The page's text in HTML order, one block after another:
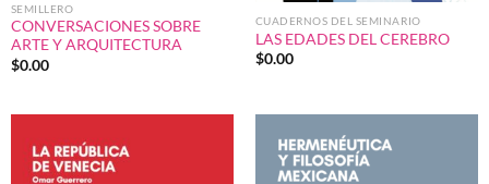
SEMILLERO
CONVERSACIONES SOBRE
ARTE Y ARQUITECTURA
$0.00
CUADERNOS DEL SEMINARIO
LAS EDADES DEL CEREBRO
$0.00